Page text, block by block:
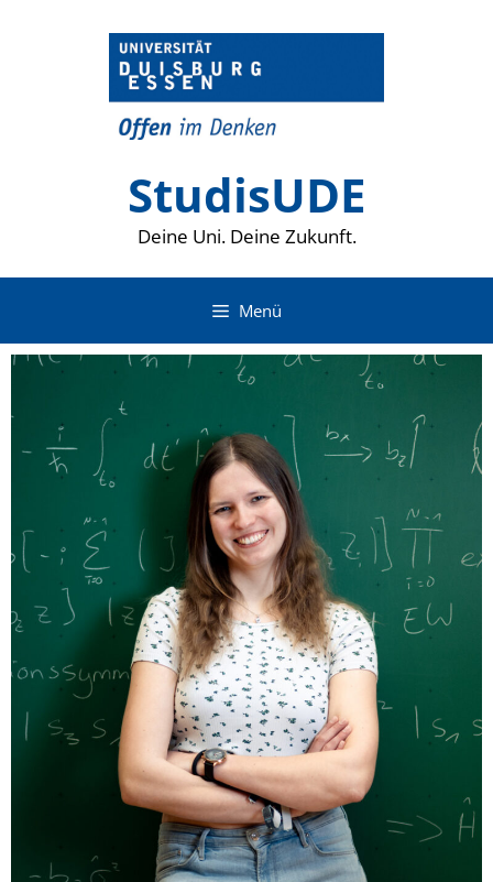
StudisUDE
Deine Uni. Deine Zukunft.
Menü